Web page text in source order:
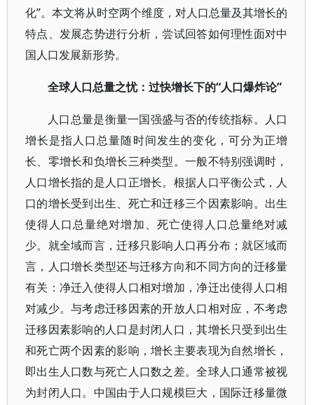
化”。本文将从时空两个维度，对人口总量及其增长的
特点、发展态势进行分析，尝试回答如何理性面对中
国人口发展新形势。
全球人口总量之忧：过快增长下的“人口爆炸论”
人口总量是衡量一国强盛与否的传统指标。人口
增长是指人口总量随时间发生的变化，可分为正增
长、零增长和负增长三种类型。一般不特别强调时，
人口增长指的是人口正增长。根据人口平衡公式，人
口的增长受到出生、死亡和迁移三个因素影响。出生
使得人口总量绝对增加、死亡使得人口总量绝对减
少。就全域而言，迁移只影响人口再分布；就区域而
言，人口增长类型还与迁移方向和不同方向的迁移量
有关：净迁入使得人口相对增加，净迁出使得人口相
对减少。与考虑迁移因素的开放人口相对应，不考虑
迁移因素影响的人口是封闭人口，其增长只受到出生
和死亡两个因素的影响，增长主要表现为自然增长，
即出生人口数与死亡人口数之差。全球人口通常被视
为封闭人口。中国由于人口规模巨大，国际迁移量微